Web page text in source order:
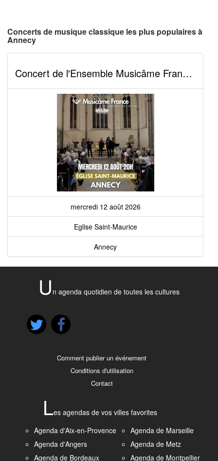
Concerts de musique classique les plus populaires à
Annecy
Concert de l'Ensemble Musicâme France : Ravel, Debussy, Vivaldi, Cantemir, Mozart, Bach,...
mercredi 12 août 2026
Eglise Saint-Maurice
Annecy
U n agenda quotidien de toutes les cultures
Comment publier un événement
Conditions d'utilisation
Contact
Les agendas de vos villes favorites
Agenda d'Aix-en-Provence
Agenda d'Angers
Agenda de Bordeaux
Agenda de Marseille
Agenda de Metz
Agenda de Montpellier